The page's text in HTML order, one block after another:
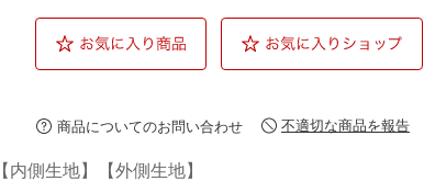
商品についてのお問い合わせ 不適切な商品を報告
【内側生地】【外側生地】